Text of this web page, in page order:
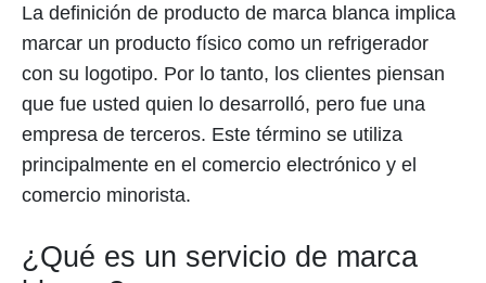
La definición de producto de marca blanca implica
marcar un producto físico como un refrigerador
con su logotipo. Por lo tanto, los clientes piensan
que fue usted quien lo desarrolló, pero fue una
empresa de terceros. Este término se utiliza
principalmente en el comercio electrónico y el
comercio minorista.
¿Qué es un servicio de marca